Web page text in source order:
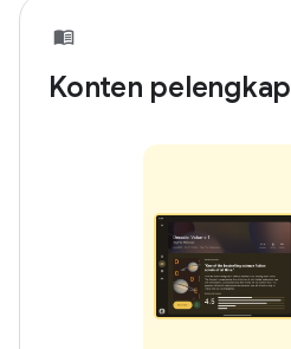
Konten pelengkap